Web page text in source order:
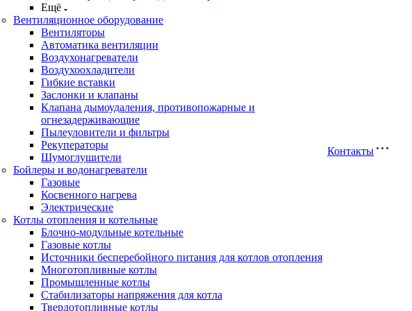
Ещё
Вентиляционное оборудование
Вентиляторы
Автоматика вентиляции
Воздухонагреватели
Воздухоохладители
Гибкие вставки
Заслонки и клапаны
Клапана дымоудаления, противопожарные и
огнезадерживающие
Пылеуловители и фильтры
Рекуператоры
Шумоглушители
Бойлеры и водонагреватели
Газовые
Косвенного нагрева
Электрические
Котлы отопления и котельные
Блочно-модульные котельные
Газовые котлы
Источники бесперебойного питания для котлов отопления
Многотопливные котлы
Промышленные котлы
Стабилизаторы напряжения для котла
Твердотопливные котлы
Контакты